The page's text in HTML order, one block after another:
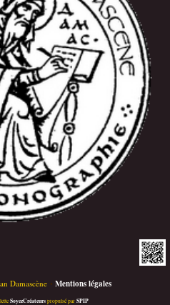
Damascène • Mentions légales
SoyezCréateurspropulsé par SPIP